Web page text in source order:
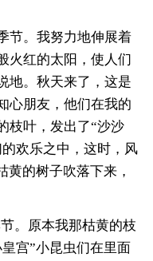
节。我努力地伸展着
火红的太阳，使人们
地。秋天来了，这是
心朋友，他们在我的
枝叶，发出了“沙沙
欢乐之中，这时，风
黄的树子吹落下来，
。原本我那枯黄的枝
宫”小昆虫们在里面